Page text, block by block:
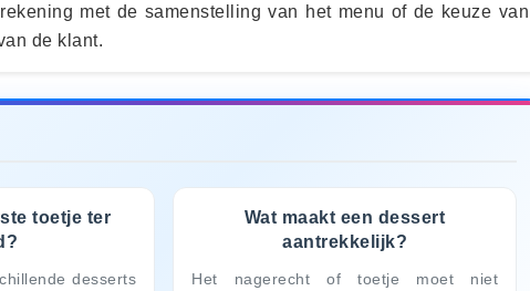
met de samenstelling van het menu of de keuze van
de klant.
toetje ter
desserts
Wat maakt een dessert
aantrekkelijk?
Het nagerecht of toetje moet niet